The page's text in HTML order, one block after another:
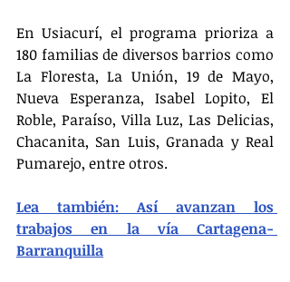
En Usiacurí, el programa prioriza a
180 familias de diversos barrios como
La Floresta, La Unión, 19 de Mayo,
Nueva Esperanza, Isabel Lopito, El
Roble, Paraíso, Villa Luz, Las Delicias,
Chacanita, San Luis, Granada y Real
Pumarejo, entre otros.
Lea también: Así avanzan los
trabajos en la vía Cartagena-
Barranquilla